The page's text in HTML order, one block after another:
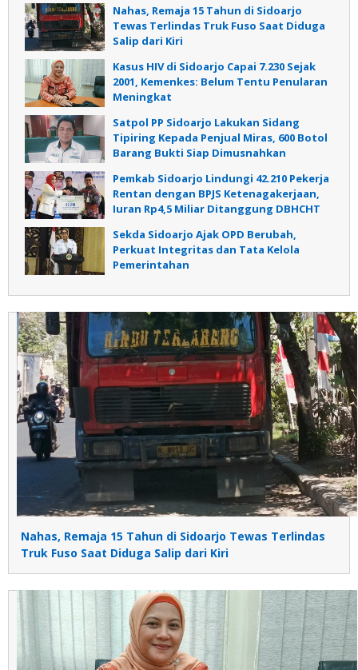
Nahas, Remaja 15 Tahun di Sidoarjo
Tewas Terlindas Truk Fuso Saat Diduga
Salip dari Kiri
Kasus HIV di Sidoarjo Capai 7.230 Sejak
2001, Kemenkes: Belum Tentu Penularan
Meningkat
Satpol PP Sidoarjo Lakukan Sidang
Tipiring Kepada Penjual Miras, 600 Botol
Barang Bukti Siap Dimusnahkan
Pemkab Sidoarjo Lindungi 42.210 Pekerja
Rentan dengan BPJS Ketenagakerjaan,
Iuran Rp4,5 Miliar Ditanggung DBHCHT
Sekda Sidoarjo Ajak OPD Berubah,
Perkuat Integritas dan Tata Kelola
Pemerintahan
Nahas, Remaja 15 Tahun di Sidoarjo Tewas Terlindas
Truk Fuso Saat Diduga Salip dari Kiri